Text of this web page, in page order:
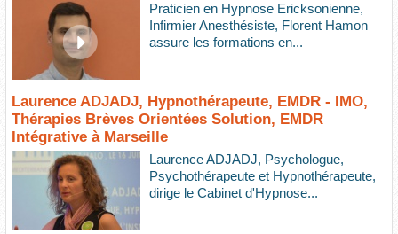
Praticien en Hypnose Ericksonienne,
Infirmier Anesthésiste, Florent Hamon
assure les formations en...
Laurence ADJADJ, Hypnothérapeute, EMDR - IMO,
Thérapies Brèves Orientées Solution, EMDR
Intégrative à Marseille
Laurence ADJADJ, Psychologue,
Psychothérapeute et Hypnothérapeute,
dirige le Cabinet d'Hypnose...